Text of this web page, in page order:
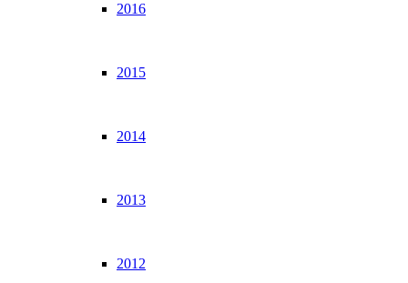
2016
2015
2014
2013
2012